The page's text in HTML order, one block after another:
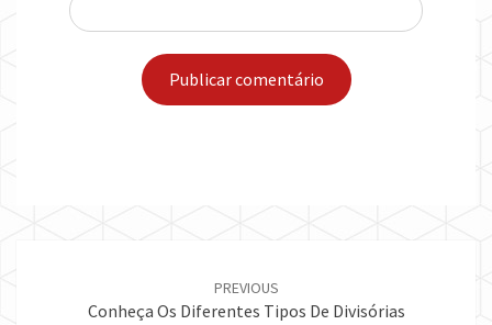
PREVIOUS
Conheça Os Diferentes Tipos De Divisórias